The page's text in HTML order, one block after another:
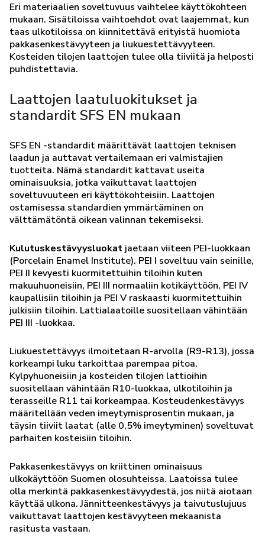
Eri materiaalien soveltuvuus vaihtelee käyttökohteen
mukaan. Sisätiloissa vaihtoehdot ovat laajemmat, kun
taas ulkotiloissa on kiinnitettävä erityistä huomiota
pakkasenkestävyyteen ja liukuestettävyyteen.
Kosteiden tilojen laattojen tulee olla tiiviitä ja helposti
puhdistettavia.
Laattojen laatuluokitukset ja
standardit SFS EN mukaan
SFS EN -standardit määrittävät laattojen teknisen
laadun ja auttavat vertailemaan eri valmistajien
tuotteita. Nämä standardit kattavat useita
ominaisuuksia, jotka vaikuttavat laattojen
soveltuvuuteen eri käyttökohteisiin. Laattojen
ostamisessa standardien ymmärtäminen on
välttämätöntä oikean valinnan tekemiseksi.
Kulutuskestävyysluokat jaetaan viiteen PEI-luokkaan
(Porcelain Enamel Institute). PEI I soveltuu vain seinille,
PEI II kevyesti kuormitettuihin tiloihin kuten
makuuhuoneisiin, PEI III normaaliin kotikäyttöön, PEI IV
kaupallisiin tiloihin ja PEI V raskaasti kuormitettuihin
julkisiin tiloihin. Lattialaatoille suositellaan vähintään
PEI III -luokkaa.
Liukuestettävyys ilmoitetaan R-arvolla (R9-R13), jossa
korkeampi luku tarkoittaa parempaa pitoa.
Kylpyhuoneisiin ja kosteiden tilojen lattioihin
suositellaan vähintään R10-luokkaa, ulkotiloihin ja
terasseille R11 tai korkeampaa. Kosteudenkestävyys
määritellään veden imeytymisprosentin mukaan, ja
täysin tiiviit laatat (alle 0,5% imeytyminen) soveltuvat
parhaiten kosteisiin tiloihin.
Pakkasenkestävyys on kriittinen ominaisuus
ulkokäyttöön Suomen olosuhteissa. Laatoissa tulee
olla merkintä pakkasenkestävyydestä, jos niitä aiotaan
käyttää ulkona. Jännitteenkestävyys ja taivutuslujuus
vaikuttavat laattojen kestävyyteen mekaanista
rasitusta vastaan.